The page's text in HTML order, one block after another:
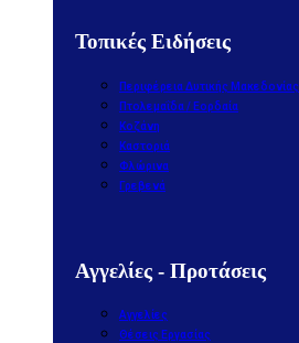
Τοπικές Ειδήσεις
Περιφέρεια Δυτικής Μακεδονίας
Πτολεμαΐδα / Εορδαία
Κοζάνη
Καστοριά
Φλώρινα
Γρεβενά
Αγγελίες - Προτάσεις
Αγγελίες
Θέσεις Εργασίας